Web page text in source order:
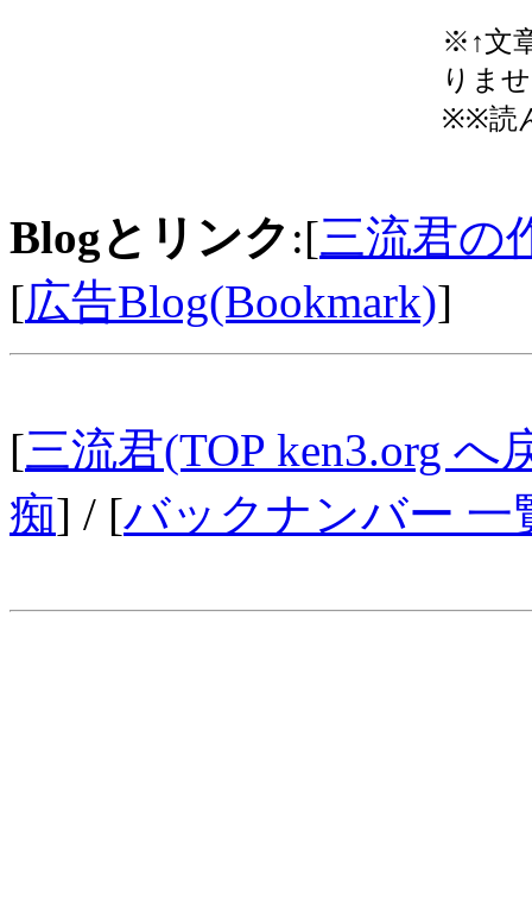
※↑文
りま
※※読
Blogとリンク :[三流君の
[広告Blog(Bookmark)]
[三流君(TOP ken3.org へ
痴] / [バックナンバー 一